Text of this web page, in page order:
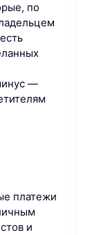
по
—
платежи
и